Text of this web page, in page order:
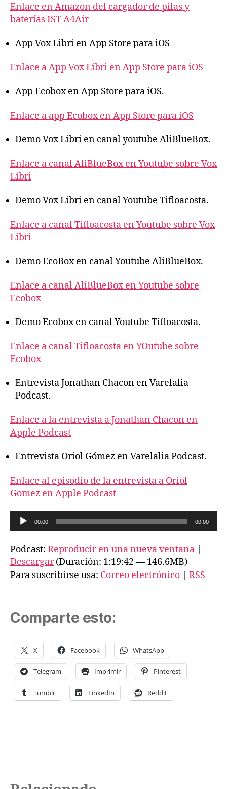
Enlace en Amazon del cargador de pilas y
baterías IST A4Air
App Vox Libri en App Store para iOS
Enlace a App Vox Libri en App Store para iOS
App Ecobox en App Store para iOS.
Enlace a app Ecobox en App Store para iOS
Demo Vox Libri en canal youtube AliBlueBox.
Enlace a canal AliBlueBox en Youtube sobre Vox
Libri
Demo Vox Libri en canal Youtube Tifloacosta.
Enlace a canal Tifloacosta en Youtube sobre Vox
Libri
Demo EcoBox en canal Youtube AliBlueBox.
Enlace a canal AliBlueBox en Youtube sobre
Ecobox
Demo Ecobox en canal Youtube Tifloacosta.
Enlace a canal Tifloacosta en YOutube sobre
Ecobox
Entrevista Jonathan Chacon en Varelalia
Podcast.
Enlace a la entrevista a Jonathan Chacon en
Apple Podcast
Entrevista Oriol Gómez en Varelalia Podcast.
Enlace al episodio de la entrevista a Oriol
Gomez en Apple Podcast
e
p
r
o
c
d
00:00 00:00
Podcast: Reproducir en una nueva ventana |
Descargar(Duración: 1:19:42 — 146.6MB)
Para suscribirse usa: Correo electrónico | RSS
Comparte esto:
X Facebook WhatsApp
Telegram Imprimir Pinterest
Tumblr LinkedIn Reddit